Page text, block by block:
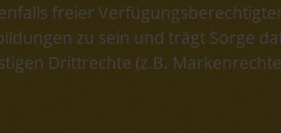
freier
zu sein und trägt Sorge
Drittrechte (z.B.